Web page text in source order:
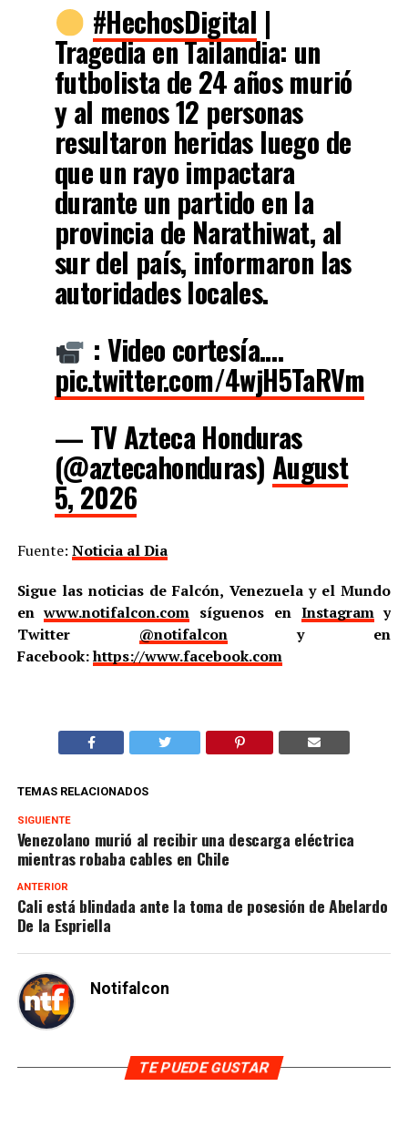
#HechosDigital |
Tragedia en Tailandia: un
futbolista de 24 años murió
y al menos 12 personas
resultaron heridas luego de
que un rayo impactara
durante un partido en la
provincia de Narathiwat, al
sur del país, informaron las
autoridades locales.
: Video cortesía.…
pic.twitter.com/4wjH5TaRVm
— TV Azteca Honduras
(@aztecahonduras) August
5, 2026
Fuente: Noticia al Dia
Sigue las noticias de Falcón, Venezuela y el Mundo
enwww.notifalcon.com síguenos en Instagramy
Twitter @notifalcony en
Facebook:https://www.facebook.com
TEMAS RELACIONADOS
SIGUIENTE
Venezolano murió al recibir una descarga eléctrica
mientras robaba cables en Chile
ANTERIOR
Cali está blindada ante la toma de posesión de Abelardo
De la Espriella
Notifalcon
TE PUEDE GUSTAR